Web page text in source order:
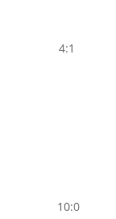
II 4:1
I 10:0